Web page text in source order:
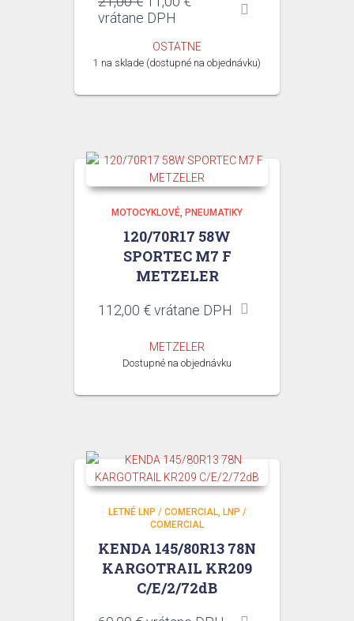
cena
21,00 €.11,00 €.
vrátane DPH
OSTATNE
1 na sklade (dostupné na objednávku)
MOTOCYKLOVÉ PNEUMATIKY
120/70R17 58W
SPORTEC M7 F
METZELER
112,00 €vrátane DPH
METZELER
Dostupné na objednávku
LETNÉ LNP / COMERCIAL LNP /
COMERCIAL
KENDA 145/80R13 78N
KARGOTRAIL KR209
C/E/2/72dB